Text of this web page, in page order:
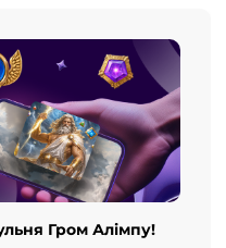
Гром Алімпу!